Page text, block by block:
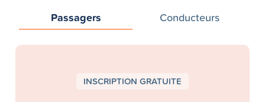
Passagers Conducteurs
INSCRIPTION GRATUITE